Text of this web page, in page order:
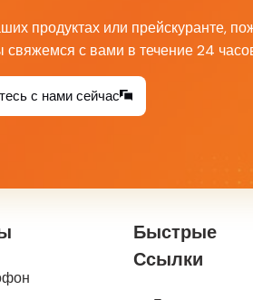
продуктах или прейскуранте,
свяжемся с вами в течение 24
с нами сейчас
Быстрые
Ссылки